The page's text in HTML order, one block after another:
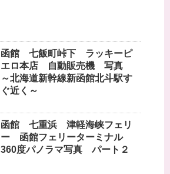
函館 七飯町峠下 ラッキーピ
エロ本店 自動販売機 写真
～北海道新幹線新函館北斗駅す
ぐ近く～
函館 七重浜 津軽海峡フェリ
ー 函館フェリーターミナル
360度パノラマ写真 パート２